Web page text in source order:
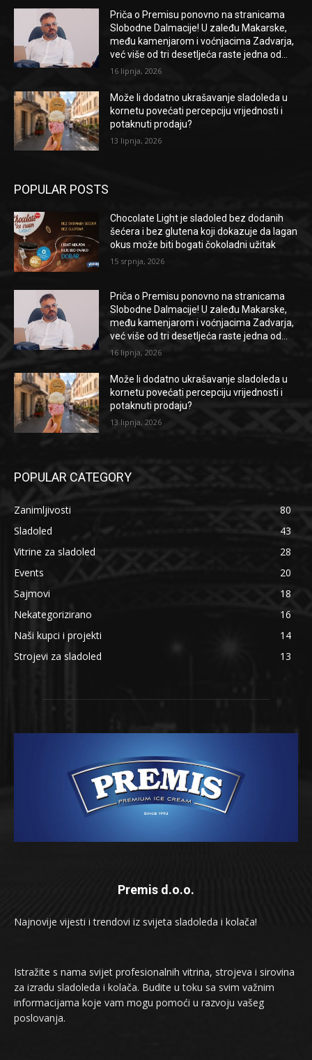
Priča o Premisu ponovno na stranicama
Slobodne Dalmacije! U zaleđu Makarske,
među kamenjarom i voćnjacima Zadvarja,
već više od tri desetljeća raste jedna od...
16 lipnja, 2026
Može li dodatno ukrašavanje sladoleda u
kornetu povećati percepciju vrijednosti i
potaknuti prodaju?
13 lipnja, 2026
POPULAR POSTS
Chocolate Light je sladoled bez dodanih
šećera i bez glutena koji dokazuje da lagan
okus može biti bogati čokoladni užitak
15 srpnja, 2026
Priča o Premisu ponovno na stranicama
Slobodne Dalmacije! U zaleđu Makarske,
među kamenjarom i voćnjacima Zadvarja,
već više od tri desetljeća raste jedna od...
16 lipnja, 2026
Može li dodatno ukrašavanje sladoleda u
kornetu povećati percepciju vrijednosti i
potaknuti prodaju?
13 lipnja, 2026
POPULAR CATEGORY
Zanimljivosti
80
Sladoled
43
Vitrine za sladoled
28
Events
20
Sajmovi
18
Nekategorizirano
16
Naši kupci i projekti
14
Strojevi za sladoled
13
Premis d.o.o.
Najnovije vijesti i trendovi iz svijeta sladoleda i kolača!
Istražite s nama svijet profesionalnih vitrina, strojeva i sirovina
za izradu sladoleda i kolača. Budite u toku sa svim važnim
informacijama koje vam mogu pomoći u razvoju vašeg
poslovanja.